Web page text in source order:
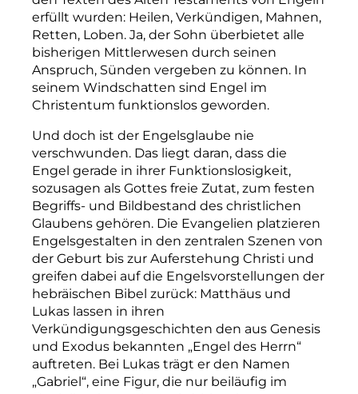
erfüllt wurden: Heilen, Verkündigen, Mahnen,
Retten, Loben. Ja, der Sohn überbietet alle
bisherigen Mittlerwesen durch seinen
Anspruch, Sünden vergeben zu können. In
seinem Windschatten sind Engel im
Christentum funktionslos geworden.
Und doch ist der Engelsglaube nie
verschwunden. Das liegt daran, dass die
Engel gerade in ihrer Funktionslosigkeit,
sozusagen als Gottes freie Zutat, zum festen
Begriffs- und Bildbestand des christlichen
Glaubens gehören. Die Evangelien platzieren
Engelsgestalten in den zentralen Szenen von
der Geburt bis zur Auferstehung Christi und
greifen dabei auf die Engelsvorstellungen der
hebräischen Bibel zurück: Matthäus und
Lukas lassen in ihren
Verkündigungsgeschichten den aus Genesis
und Exodus bekannten „Engel des Herrn“
auftreten. Bei Lukas trägt er den Namen
„Gabriel“, eine Figur, die nur beiläufig im